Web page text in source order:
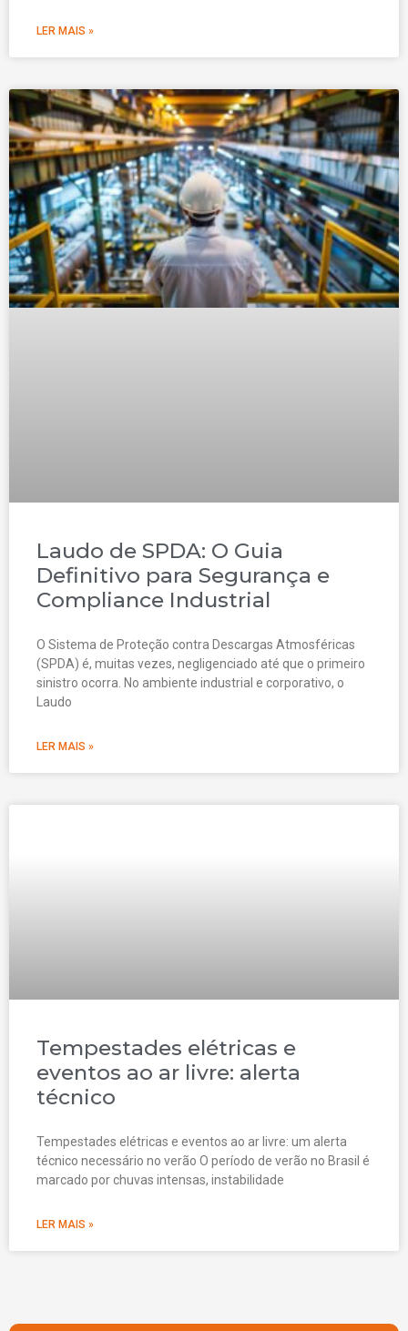
LER MAIS »
Laudo de SPDA: O Guia
Definitivo para Segurança e
Compliance Industrial
O Sistema de Proteção contra Descargas Atmosféricas
(SPDA) é, muitas vezes, negligenciado até que o primeiro
sinistro ocorra. No ambiente industrial e corporativo, o
Laudo
LER MAIS »
Tempestades elétricas e
eventos ao ar livre: alerta
técnico
Tempestades elétricas e eventos ao ar livre: um alerta
técnico necessário no verão O período de verão no Brasil é
marcado por chuvas intensas, instabilidade
LER MAIS »